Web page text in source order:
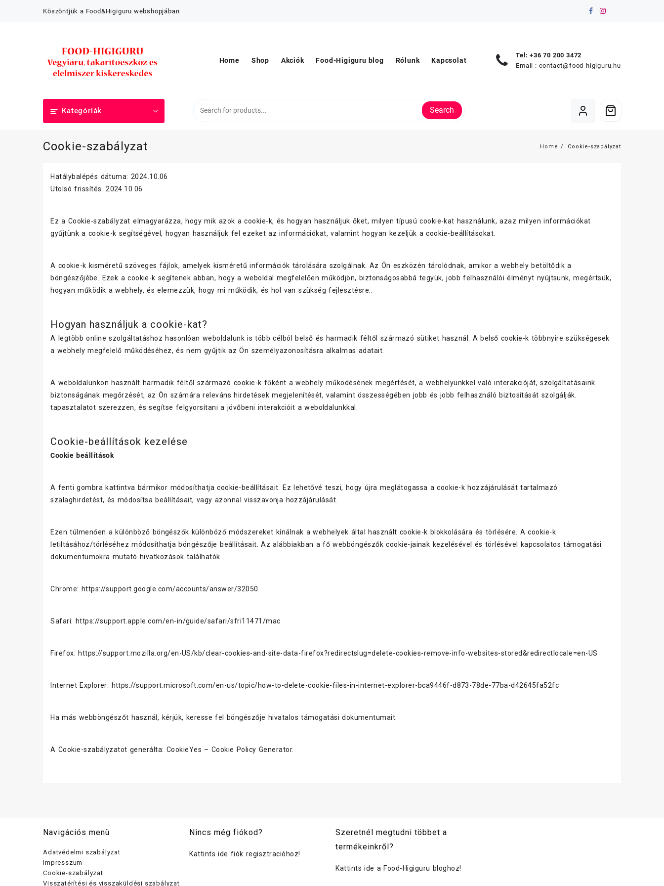
Köszöntjük a Food&Higiguru webshopjában
Home Shop Akciók Food-Higiguru blog Rólunk Kapcsolat
Tel: +36 70 200 3472
Email : contact@food-higiguru.hu
Kategóriák Search
Cookie-szabályzat Home Cookie-szabályzat
Hatálybalépés dátuma: 2024.10.06
Utolsó frissítés: 2024.10.06
Ez a Cookie-szabályzat elmagyarázza, hogy mik azok a cookie-k, és hogyan használjuk őket, milyen típusú cookie-kat használunk, azaz milyen információkat
gyűjtünk a cookie-k segítségével, hogyan használjuk fel ezeket az információkat, valamint hogyan kezeljük a cookie-beállításokat.
A cookie-k kisméretű szöveges fájlok, amelyek kisméretű információk tárolására szolgálnak. Az Ön eszközén tárolódnak, amikor a webhely betöltődik a
böngészőjébe. Ezek a cookie-k segítenek abban, hogy a weboldal megfelelően működjön, biztonságosabbá tegyük, jobb felhasználói élményt nyújtsunk, megértsük,
hogyan működik a webhely, és elemezzük, hogy mi működik, és hol van szükség fejlesztésre..
Hogyan használjuk a cookie-kat?
A legtöbb online szolgáltatáshoz hasonlóan weboldalunk is több célból belső és harmadik féltől származó sütiket használ. A belső cookie-k többnyire szükségesek
a webhely megfelelő működéséhez, és nem gyűjtik az Ön személyazonosításra alkalmas adatait.
A weboldalunkon használt harmadik féltől származó cookie-k főként a webhely működésének megértését, a webhelyünkkel való interakcióját, szolgáltatásaink
biztonságának megőrzését, az Ön számára releváns hirdetések megjelenítését, valamint összességében jobb és jobb felhasználó biztosítását szolgálják.
tapasztalatot szerezzen, és segítse felgyorsítani a jövőbeni interakcióit a weboldalunkkal.
Cookie-beállítások kezelése
Cookie beállítások
A fenti gombra kattintva bármikor módosíthatja cookie-beállításait. Ez lehetővé teszi, hogy újra meglátogassa a cookie-k hozzájárulását tartalmazó
szalaghirdetést, és módosítsa beállításait, vagy azonnal visszavonja hozzájárulását.
Ezen túlmenően a különböző böngészők különböző módszereket kínálnak a webhelyek által használt cookie-k blokkolására és törlésére. A cookie-k
letiltásához/törléséhez módosíthatja böngészője beállításait. Az alábbiakban a fő webböngészők cookie-jainak kezelésével és törlésével kapcsolatos támogatási
dokumentumokra mutató hivatkozások találhatók.
Chrome: https://support.google.com/accounts/answer/32050
Safari: https://support.apple.com/en-in/guide/safari/sfri11471/mac
Firefox: https://support.mozilla.org/en-US/kb/clear-cookies-and-site-data-firefox?redirectslug=delete-cookies-remove-info-websites-stored&redirectlocale=en-US
Internet Explorer: https://support.microsoft.com/en-us/topic/how-to-delete-cookie-files-in-internet-explorer-bca9446f-d873-78de-77ba-d42645fa52fc
Ha más webböngészőt használ, kérjük, keresse fel böngészője hivatalos támogatási dokumentumait.
A Cookie-szabályzatot generálta: CookieYes – Cookie Policy Generator.
Navigációs menü
Adatvédelmi szabályzat
Impresszum
Cookie-szabályzat
Visszatérítési és visszaküldési szabályzat
Nincs még fiókod?
Kattints ide fiók regisztracióhoz!
Szeretnél megtudni többet a
termékeinkről?
Kattints ide a Food-Higiguru bloghoz!